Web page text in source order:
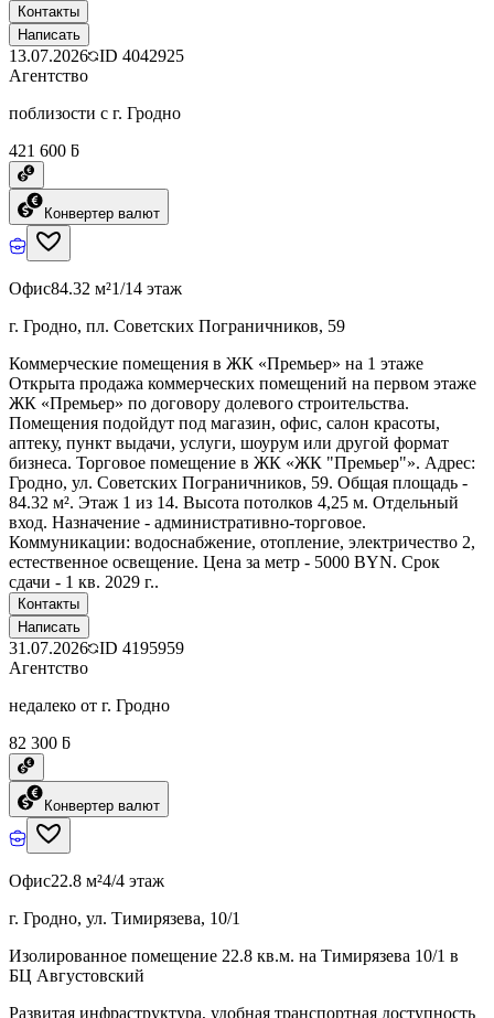
Контакты
Написать
13.07.2026 ID 4042925
Агентство
поблизости с г. Гродно
421 600 ƃ
Конвертер валют
Офис84.32 м²1/14 этаж
г. Гродно, пл. Советских Пограничников, 59
Коммерческие помещения в ЖК «Премьер» на 1 этаже
Открыта продажа коммерческих помещений на первом этаже
ЖК «Премьер» по договору долевого строительства.
Помещения подойдут под магазин, офис, салон красоты,
аптеку, пункт выдачи, услуги, шоурум или другой формат
бизнеса. Торговое помещение в ЖК «ЖК "Премьер"». Адрес:
Гродно, ул. Советских Пограничников, 59. Общая площадь -
84.32 м². Этаж 1 из 14. Высота потолков 4,25 м. Отдельный
вход. Назначение - административно-торговое.
Коммуникации: водоснабжение, отопление, электричество 2,
естественное освещение. Цена за метр - 5000 BYN. Срок
сдачи - 1 кв. 2029 г..
Контакты
Написать
31.07.2026 ID 4195959
Агентство
недалеко от г. Гродно
82 300 ƃ
Конвертер валют
Офис22.8 м²4/4 этаж
г. Гродно, ул. Тимирязева, 10/1
Изолированное помещение 22.8 кв.м. на Тимирязева 10/1 в
БЦ Августовский
Развитая инфраструктура, удобная транспортная доступность